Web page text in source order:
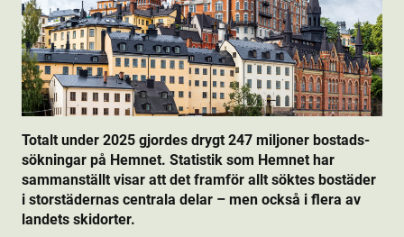
Totalt under 2025 gjordes drygt 247 miljoner bostads­
sökningar på Hemnet. Statistik som Hemnet har
sammanställt visar att det framför allt söktes bostäder
i storstädernas centrala delar – men också i flera av
landets skidorter.